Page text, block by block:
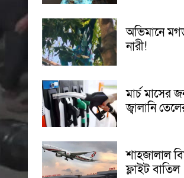
অভিমানে
নারী!
মার্চ মাসের
জ্বালানি
শাহজালাল
ফ্লাইট বাতিল